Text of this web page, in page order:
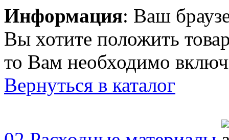
Информация: Ваш
Вы хотите положить
то Вам необходимо
Вернуться в каталог